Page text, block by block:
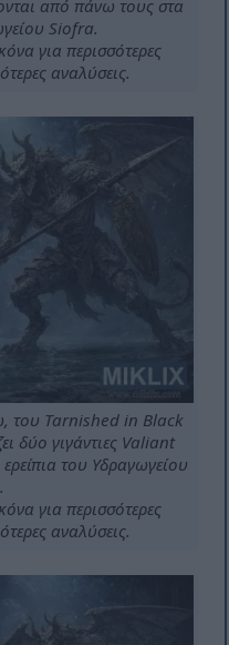
από πάνω τους στα
Siofra.
για περισσότερες
αναλύσεις.
του Tarnished in Black
δύο γιγάντιες Valiant
του Υδραγωγείου
για περισσότερες
αναλύσεις.